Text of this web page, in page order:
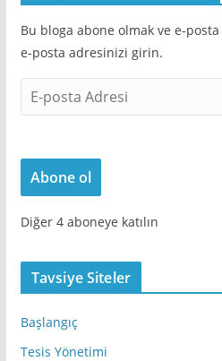
Bu bloga abone olmak ve e-
e-posta adresinizi girin.
-
o
t
a
d
Abone ol
Diğer 4 aboneye katılın
Tavsiye Siteler
Başlangıç
Tesis Yönetimi